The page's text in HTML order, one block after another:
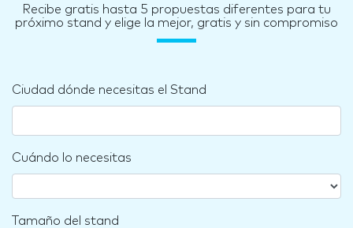
Recibe gratis hasta 5 propuestas diferentes para tu
próximo stand y elige la mejor, gratis y sin compromiso
Ciudad dónde necesitas el Stand
Cuándo lo necesitas
Tamaño del stand